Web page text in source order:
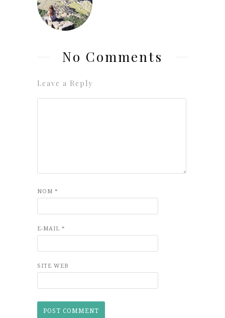
No Comments
Leave a Reply
NOM *
E-MAIL *
SITE WEB